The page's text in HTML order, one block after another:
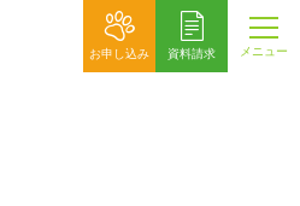
お申し込み 資料請求 メニュー